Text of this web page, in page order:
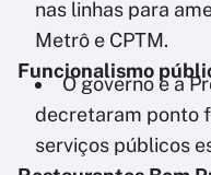
nas linhas para
Metrô e CPTM.
Funcionalismo
O governo e a
decretaram ponto
serviços públicos